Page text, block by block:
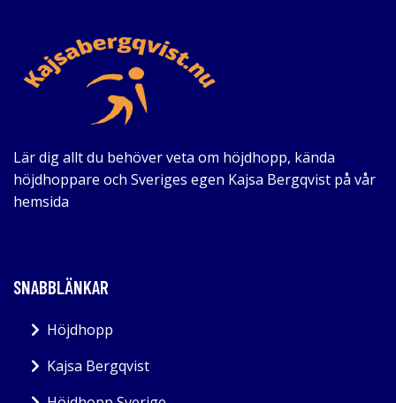
Lär dig allt du behöver veta om höjdhopp, kända
höjdhoppare och Sveriges egen Kajsa Bergqvist på vår
hemsida
SNABBLÄNKAR
Höjdhopp
Kajsa Bergqvist